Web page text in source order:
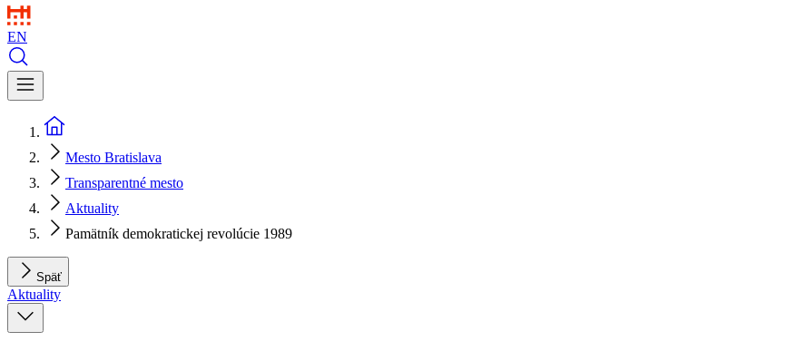
EN
Mesto Bratislava
Transparentné mesto
Aktuality
Pamätník demokratickej revolúcie 1989
Späť
Aktuality